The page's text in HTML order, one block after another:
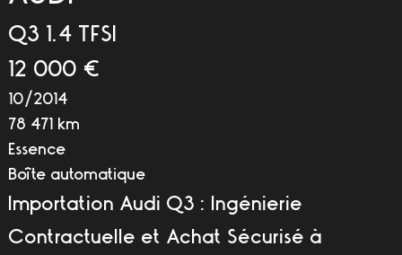
Q3 1.4 TFSI
12 000 €
10/2014
78 471 km
Essence
Boîte automatique
Importation Audi Q3 : Ingénierie
Contractuelle et Achat Sécurisé à